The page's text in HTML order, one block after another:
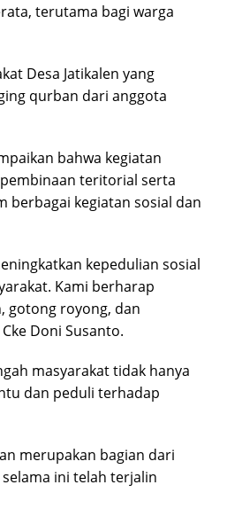
terutama bagi warga
Desa Jatikalen yang
qurban dari anggota
bahwa kegiatan
teritorial serta
berbagai kegiatan sosial dan
kepedulian sosial
Kami berharap
gotong royong, dan
Doni Susanto.
masyarakat tidak hanya
dan peduli terhadap
merupakan bagian dari
ini telah terjalin